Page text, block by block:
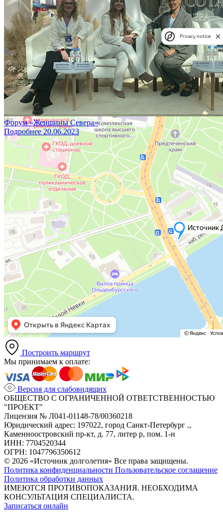
Форум «Женщины Севера»
Подробнее20.06.2023
Навигация
О клинике
Врачи
Услуги
Цены
Программы
Кейсы
Блог
Контакты
Правовая информация
Построить маршрут
Мы принимаем к оплате:
Версия для слабовидящих
ОБЩЕСТВО С ОГРАНИЧЕННОЙ ОТВЕТСТВЕННОСТЬЮ
"ПРОЕКТ"
Лицензия № Л041-01148-78/00360218
Юридический адрес: 197022, город Санкт-Петербург .,
Каменноостровский пр-кт, д. 77, литер р, пом. 1-н
ИНН: 7704520344
ОГРН: 1047796350612
© 2026 «Источник долголетия» Все права защищены.
Политика конфиденциальности Пользовательское соглашение
Политика обработки данных
ИМЕЮТСЯ ПРОТИВОПОКАЗАНИЯ. НЕОБХОДИМА
КОНСУЛЬТАЦИЯ СПЕЦИАЛИСТА.
Записаться онлайн
Privacy notice